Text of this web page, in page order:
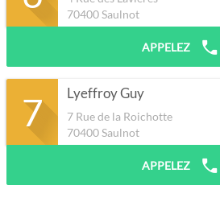
70400Saulnot
APPELEZ
7 Lyeffroy Guy
7 Rue de la Roichotte
70400Saulnot
APPELEZ